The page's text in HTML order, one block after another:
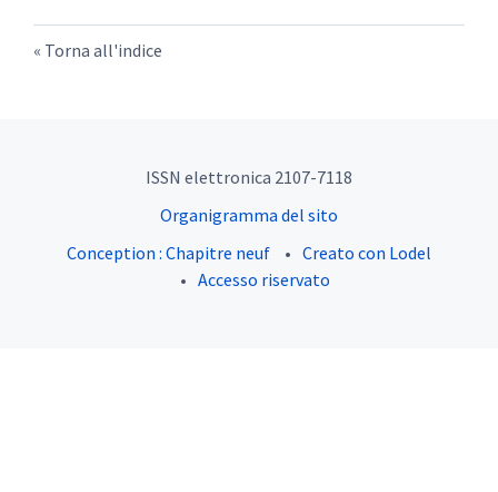
Torna all'indice
ISSN elettronica 2107-7118
Organigramma del sito
Conception : Chapitre neuf
Creato con Lodel
Accesso riservato